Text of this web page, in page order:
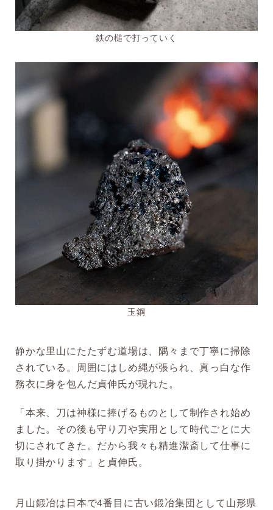
鉄の槌で打っていく
玉鋼
静かな里山にたたずむ道場は、隅々まで丁寧に掃除
されている。周囲にはしめ縄が張られ、真っ白な作
務衣に身を包んだ貞伸氏が現れた。
「本来、刀は神様に捧げるものとして制作され始め
ました。その後も守り刀や実用として時代ごとに大
切にされてきた。だから我々も精進潔斎して仕事に
取り掛かります」と貞伸氏。
月山鍛冶は日本で4番目に古い鍛冶集団として山形県